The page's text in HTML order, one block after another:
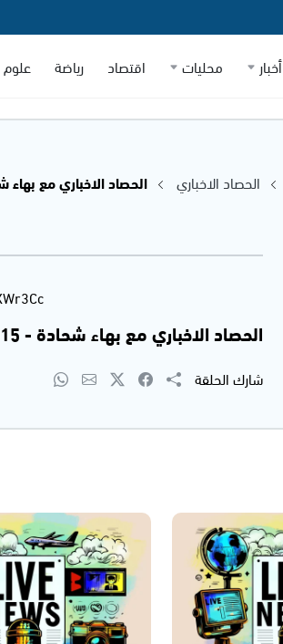
أخبار محليات اقتصاد رياضة علوم
الحصاد الاخباري
الحصاد الاخباري مع بهاء شحادة -
الحصاد الاخباري مع بهاء شحادة - 21.09.2015
شارك الحلقة